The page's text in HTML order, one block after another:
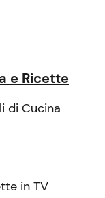
e Ricette
di Cucina
in TV